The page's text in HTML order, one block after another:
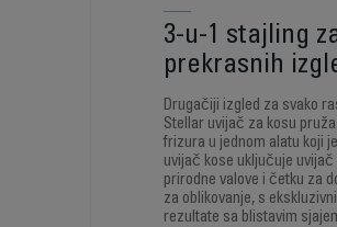
3-u-1 stajling
prekrasnih
Drugačiji izgled za svako
Stellar uvijač za kosu
frizura u jednom alatu koji
uvijač kose uključuje
prirodne valove i četku za
za oblikovanje, s
rezultate sa blistavim